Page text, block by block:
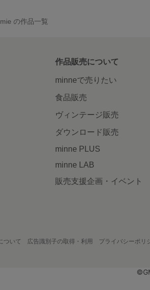
の作品一覧
作品販売について
minneで売りたい
食品販売
ヴィンテージ販売
ダウンロード販売
minne PLUS
minne LAB
販売支援企画・イベント
ついて 広告識別子の取得・利用 プライバシーポリ